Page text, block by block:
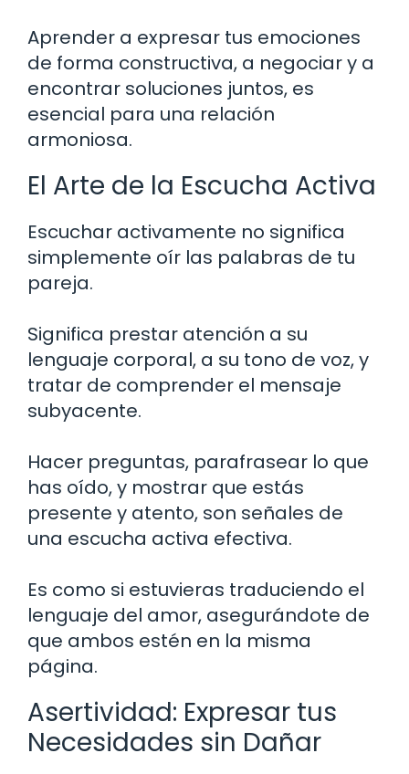
Aprender a expresar tus emociones
de forma constructiva, a negociar y a
encontrar soluciones juntos, es
esencial para una relación
armoniosa.
El Arte de la Escucha Activa
Escuchar activamente no significa
simplemente oír las palabras de tu
pareja.
Significa prestar atención a su
lenguaje corporal, a su tono de voz, y
tratar de comprender el mensaje
subyacente.
Hacer preguntas, parafrasear lo que
has oído, y mostrar que estás
presente y atento, son señales de
una escucha activa efectiva.
Es como si estuvieras traduciendo el
lenguaje del amor, asegurándote de
que ambos estén en la misma
página.
Asertividad: Expresar tus
Necesidades sin Dañar